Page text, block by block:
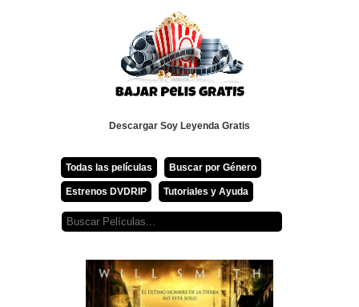
Descargar Soy Leyenda Gratis
Todas las películas Buscar por Género
Estrenos DVDRIP Tutoriales y Ayuda